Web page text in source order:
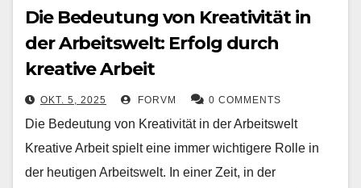
Die Bedeutung von Kreativität in
der Arbeitswelt: Erfolg durch
kreative Arbeit
OKT. 5, 2025 FORVM 0 COMMENTS
Die Bedeutung von Kreativität in der Arbeitswelt
Kreative Arbeit spielt eine immer wichtigere Rolle in
der heutigen Arbeitswelt. In einer Zeit, in der